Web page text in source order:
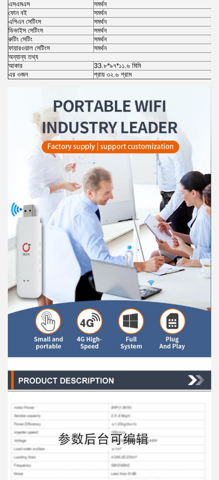
এসএমএস
সমর্থন
ফোন বই
সমর্থন
এপিএন সেটিংস
সমর্থন
ডিভাইস সেটিংস
সমর্থন
রুটিং সেটিং
সমর্থন
ফায়ারওয়াল সেটিংস
সমর্থন
অন্যান্য তথ্য
আকার
33.৮*৯৭*১১.৬ মিমি
এর ওজন
প্রায় ৩২.৬ গ্রাম